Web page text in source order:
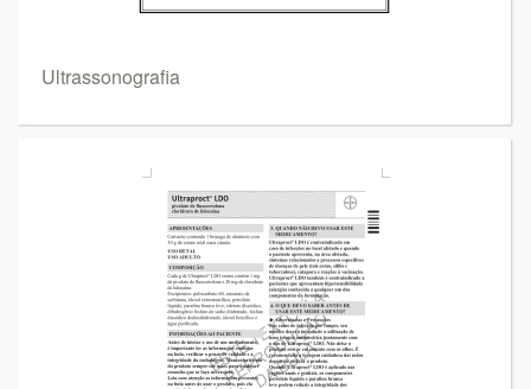
Ultrassonografia